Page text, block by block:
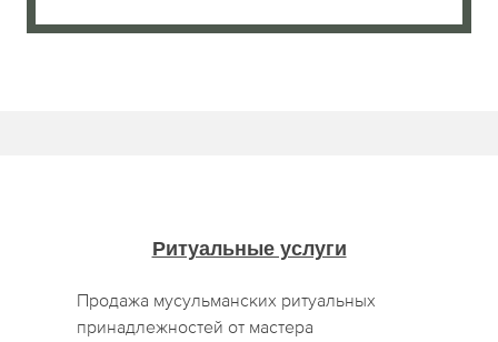
Ритуальные услуги
Продажа мусульманских ритуальных
принадлежностей от мастера